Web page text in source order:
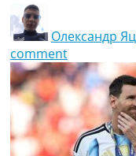
Олександр
comment